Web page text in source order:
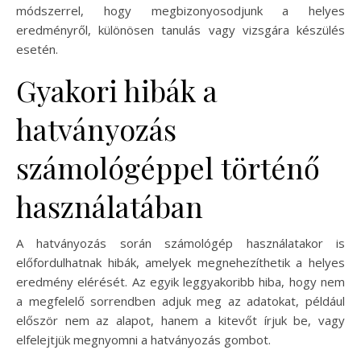
módszerrel, hogy megbizonyosodjunk a helyes
eredményről, különösen tanulás vagy vizsgára készülés
esetén.
Gyakori hibák a
hatványozás
számológéppel történő
használatában
A hatványozás során számológép használatakor is
előfordulhatnak hibák, amelyek megnehezíthetik a helyes
eredmény elérését. Az egyik leggyakoribb hiba, hogy nem
a megfelelő sorrendben adjuk meg az adatokat, például
először nem az alapot, hanem a kitevőt írjuk be, vagy
elfelejtjük megnyomni a hatványozás gombot.